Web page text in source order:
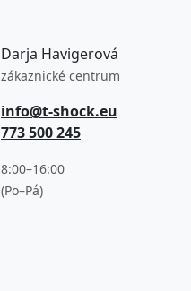
Darja Havigerová
zákaznické centrum
info@t-shock.eu
773 500 245
8:00–16:00
(Po–Pá)